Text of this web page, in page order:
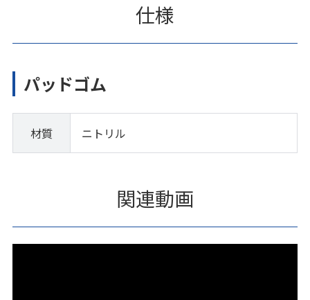
仕様
パッドゴム
材質 ニトリル
関連動画